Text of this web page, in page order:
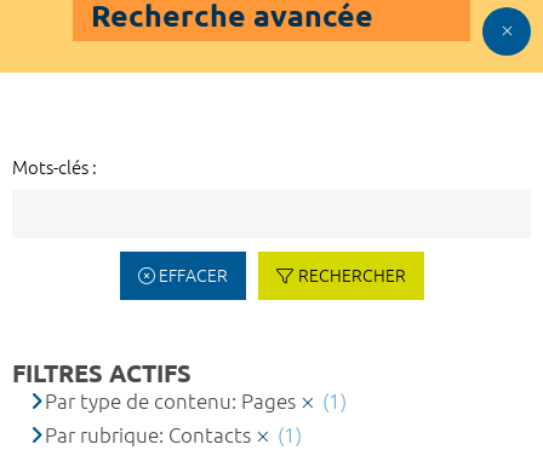
Recherche avancée
Mots-clés :
EFFACER RECHERCHER
FILTRES ACTIFS
Par type de contenu: Pages
(1)
Par rubrique: Contacts
(1)